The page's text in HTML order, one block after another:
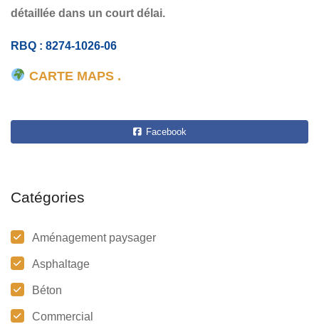
détaillée dans un court délai.
RBQ : 8274-1026-06
CARTE MAPS .
Facebook
Catégories
Aménagement paysager
Asphaltage
Béton
Commercial